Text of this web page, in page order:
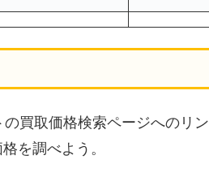
買取価格検索ページへのリ
を調べよう。